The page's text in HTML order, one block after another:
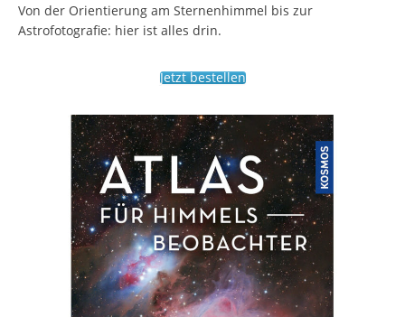
Von der Orientierung am Sternenhimmel bis zur
Astrofotografie: hier ist alles drin.
Jetzt bestellen